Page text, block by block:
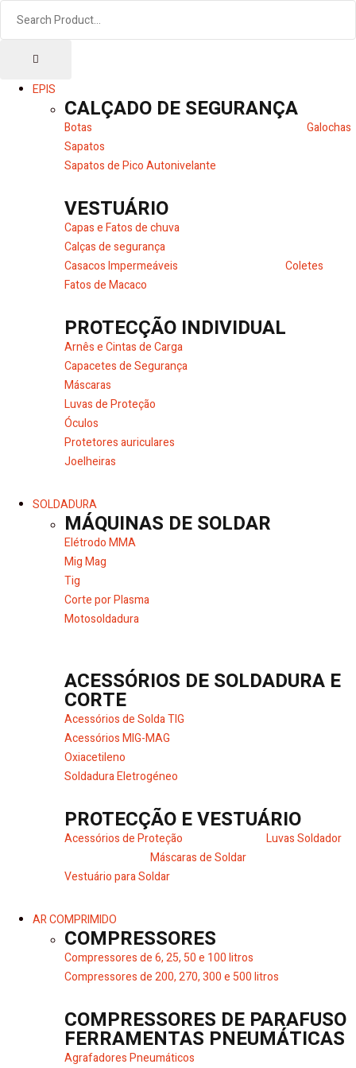
EPIS
CALÇADO DE SEGURANÇA
Botas
Galochas
Sapatos
Sapatos de Pico Autonivelante
VESTUÁRIO
Capas e Fatos de chuva
Calças de segurança
Casacos Impermeáveis
Coletes
Fatos de Macaco
PROTECÇÃO INDIVIDUAL
Arnês e Cintas de Carga
Capacetes de Segurança
Máscaras
Luvas de Proteção
Óculos
Protetores auriculares
Joelheiras
SOLDADURA
MÁQUINAS DE SOLDAR
Elétrodo MMA
Mig Mag
Tig
Corte por Plasma
Motosoldadura
ACESSÓRIOS DE SOLDADURA E
CORTE
Acessórios de Solda TIG
Acessórios MIG-MAG
Oxiacetileno
Soldadura Eletrogéneo
PROTECÇÃO E VESTUÁRIO
Acessórios de Proteção
Luvas Soldador
Máscaras de Soldar
Vestuário para Soldar
AR COMPRIMIDO
COMPRESSORES
Compressores de 6, 25, 50 e 100 litros
Compressores de 200, 270, 300 e 500 litros
COMPRESSORES DE PARAFUSO
FERRAMENTAS PNEUMÁTICAS
Agrafadores Pneumáticos